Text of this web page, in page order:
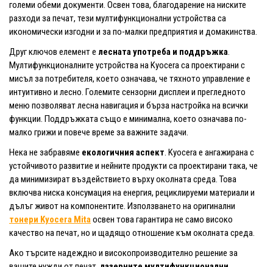
големи обеми документи. Освен това, благодарение на ниските
разходи за печат, тези мултифункционални устройства са
икономически изгодни и за по-малки предприятия и домакинства.
Друг ключов елемент е лесната употреба и поддръжка.
Мултифункционалните устройства на Kyocera са проектирани с
мисъл за потребителя, което означава, че тяхното управление е
интуитивно и лесно. Големите сензорни дисплеи и прегледното
меню позволяват лесна навигация и бърза настройка на всички
функции. Поддръжката също е минимална, което означава по-
малко грижи и повече време за важните задачи.
Нека не забравяме екологичния аспект. Kyocera е ангажирана с
устойчивото развитие и нейните продукти са проектирани така, че
да минимизират въздействието върху околната среда. Това
включва ниска консумация на енергия, рециклируеми материали и
дълъг живот на компонентите. Използването на оригинални
тонери Kyocera Mitaосвен това гарантира не само високо
качество на печат, но и щадящо отношение към околната среда.
Ако търсите надеждно и високопроизводително решение за